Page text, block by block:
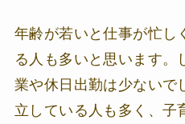
年齢が若いと仕事が忙し
る人も多いと思います。
業や休日出勤は少ないで
立している人も多く、子